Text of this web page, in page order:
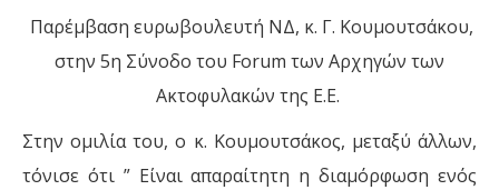
Παρέμβαση ευρωβουλευτή ΝΔ, κ. Γ. Κουμουτσάκου,
στην 5η Σύνοδο του Forum των Αρχηγών των
Ακτοφυλακών της Ε.Ε.
Στην ομιλία του, ο κ. Κουμουτσάκος, μεταξύ άλλων,
τόνισε ότι ” Είναι απαραίτητη η διαμόρφωση ενός